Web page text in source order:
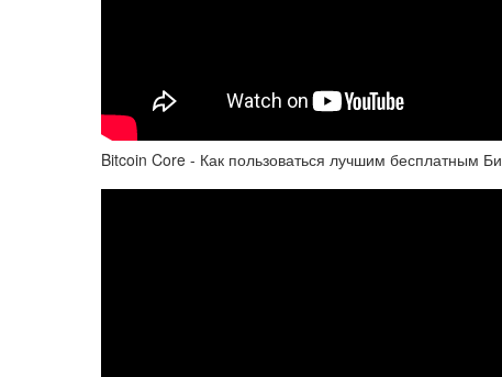
Bitcoin Core - Как пользоваться лучшим бесплатным